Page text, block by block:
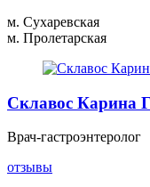
м. Сухаревская
м. Пролетарская
Склавос Карина
Врач-гастроэнтеролог
отзывы